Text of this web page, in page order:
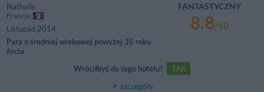
Nathalie
Francja
Listopad 2014
Para o średniej wiekowej powyżej 35 roku
życia
FANTASTYCZNY
8.8/10
Wróciłbyś do tego hotelu?
TAK
szczegóły